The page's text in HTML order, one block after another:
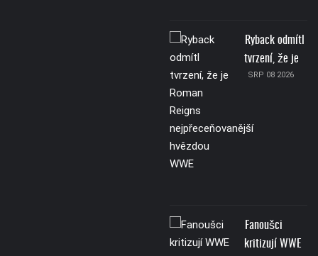
Ryback odmítl
tvrzení, že je
SRP 08 2026
Fanoušci
kritizují WWE